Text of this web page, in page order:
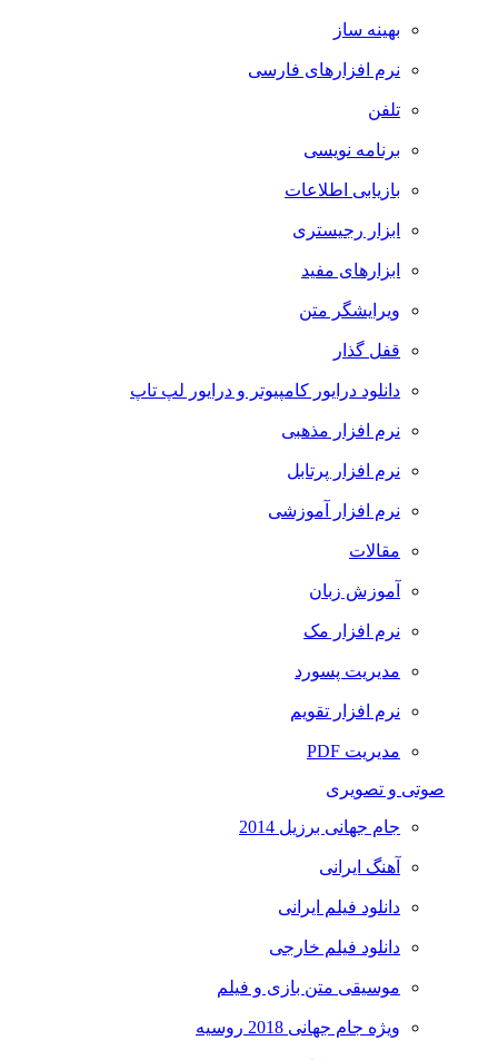
بهینه ساز
نرم افزارهای فارسی
تلفن
برنامه نویسی
بازیابی اطلاعات
ابزار رجیستری
ابزارهای مفید
ویرایشگر متن
قفل گذار
دانلود درایور کامپیوتر و درایور لپ تاپ
نرم افزار مذهبی
نرم افزار پرتابل
نرم افزار آموزشی
مقالات
آموزش زبان
نرم افزار مک
مدیریت پسورد
نرم افزار تقویم
مدیریت PDF
صوتی و تصویری
جام جهانی برزیل 2014
آهنگ ایرانی
دانلود فیلم ایرانی
دانلود فیلم خارجی
موسیقی متن بازی و فیلم
ویژه جام جهانی 2018 روسیه